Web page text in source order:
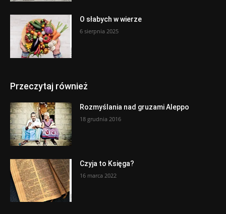
O słabych w wierze
6 sierpnia 2025
Przeczytaj również
Rozmyślania nad gruzami Aleppo
18 grudnia 2016
Czyja to Księga?
16 marca 2022